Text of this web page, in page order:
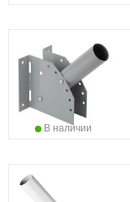
В наличии